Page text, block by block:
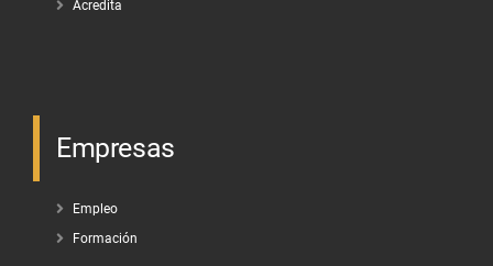
Acredita
Empresas
Empleo
Formación